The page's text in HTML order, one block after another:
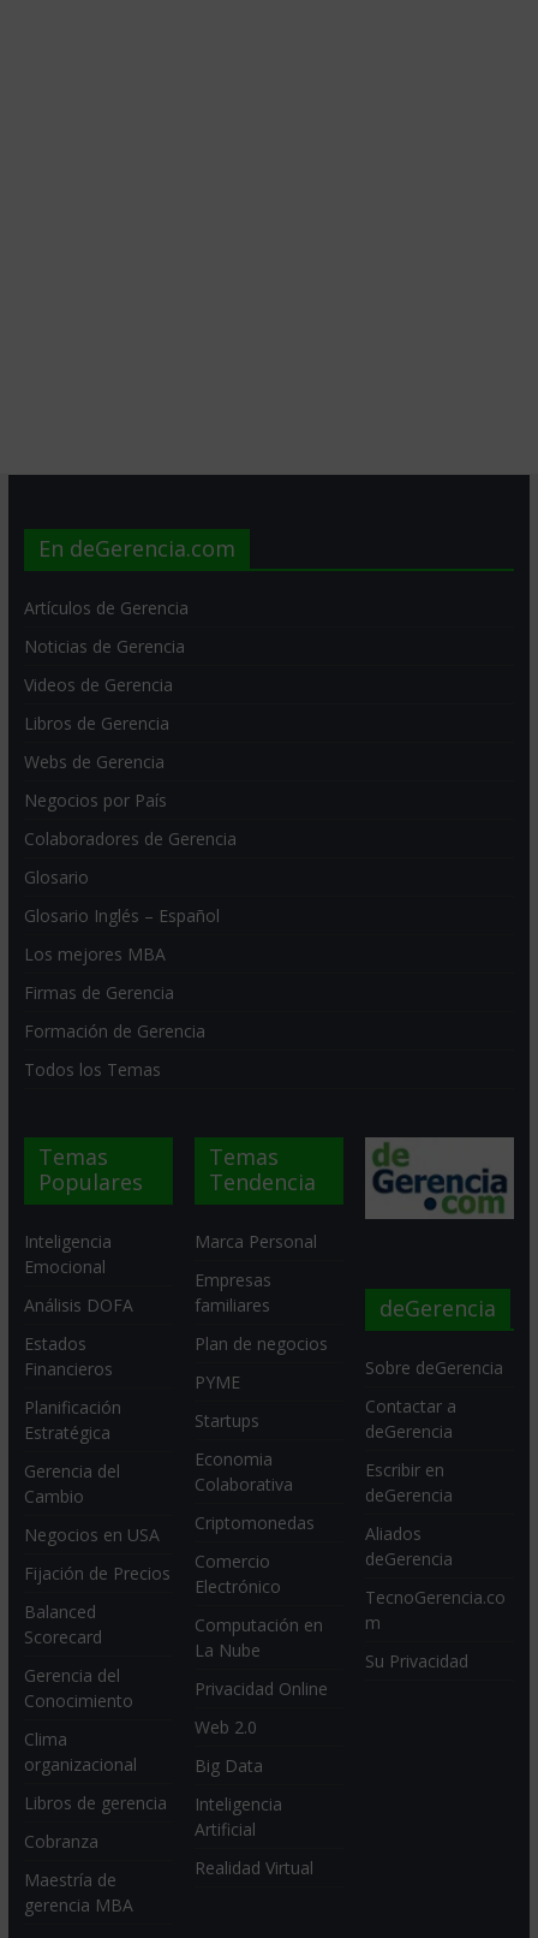
En deGerencia.com
Artículos de Gerencia
Noticias de Gerencia
Videos de Gerencia
Libros de Gerencia
Webs de Gerencia
Negocios por País
Colaboradores de Gerencia
Glosario
Glosario Inglés – Español
Los mejores MBA
Firmas de Gerencia
Formación de Gerencia
Todos los Temas
Temas
Populares
Inteligencia
Emocional
Análisis DOFA
Estados
Financieros
Planificación
Estratégica
Gerencia del
Cambio
Negocios en USA
Fijación de Precios
Balanced
Scorecard
Gerencia del
Conocimiento
Clima
organizacional
Libros de gerencia
Cobranza
Maestría de
gerencia MBA
Temas
Tendencia
Marca Personal
Empresas
familiares
Plan de negocios
PYME
Startups
Economia
Colaborativa
Criptomonedas
Comercio
Electrónico
Computación en
La Nube
Privacidad Online
Web 2.0
Big Data
Inteligencia
Artificial
Realidad Virtual
deGerencia
Sobre deGerencia
Contactar a
deGerencia
Escribir en
deGerencia
Aliados
deGerencia
TecnoGerencia.co
m
Su Privacidad